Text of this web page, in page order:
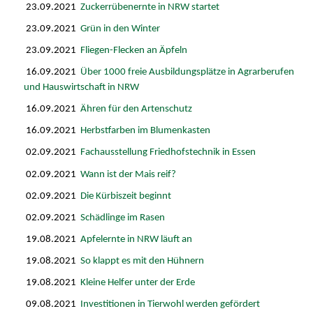
23.09.2021Zuckerrübenernte in NRW startet
23.09.2021Grün in den Winter
23.09.2021 Fliegen-Flecken an Äpfeln
16.09.2021 Über 1000 freie Ausbildungsplätze in Agrarberufen
und Hauswirtschaft in NRW
16.09.2021Ähren für den Artenschutz
16.09.2021 Herbstfarben im Blumenkasten
02.09.2021 Fachausstellung Friedhofstechnik in Essen
02.09.2021Wann ist der Mais reif?
02.09.2021 Die Kürbiszeit beginnt
02.09.2021Schädlinge im Rasen
19.08.2021Apfelernte in NRW läuft an
19.08.2021So klappt es mit den Hühnern
19.08.2021Kleine Helfer unter der Erde
09.08.2021 Investitionen in Tierwohl werden gefördert